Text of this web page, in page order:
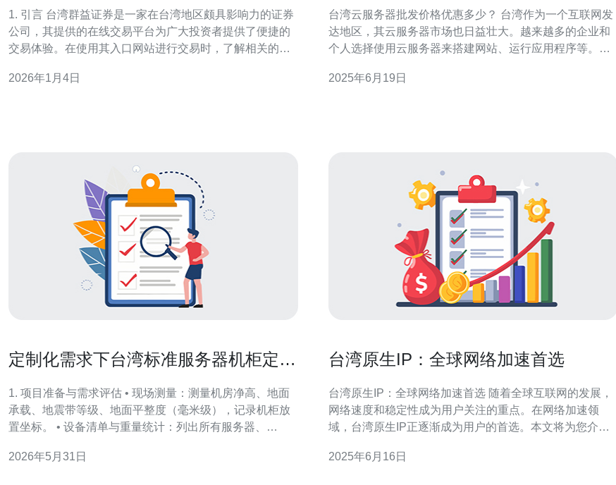
1. 引言 台湾群益证券是一家在台湾地区颇具影响力的证券
公司，其提供的在线交易平台为广大投资者提供了便捷的
交易体验。在使用其入口网站进行交易时，了解相关的技
VPS选择、主机管理、域名解析等多个技术层面为您详细
2026年1月4日
台湾云服务器批发价格优惠多少？ 台湾作为一个互联网发
达地区，其云服务器市场也日益壮大。越来越多的企业和
个人选择使用云服务器来搭建网站、运行应用程序等。在
湾云服务器的批发价格通常会根据不同的服务商和套餐而
2025年6月19日
定制化需求下台湾标准服务器机柜定做
1. 项目准备与需求评估 • 现场测量：测量机房净高、地面
承载、地震带等级、地面平整度（毫米级），记录机柜放
置坐标。 • 设备清单与重量统计：列出所有服务器、
每层平均载荷（kg/U）。 • 功能要求确认：是否需门锁、
2026年5月31日
台湾原生IP：全球网络加速首选
台湾原生IP：全球网络加速首选 随着全球互联网的发展，
网络速度和稳定性成为用户关注的重点。在网络加速领
域，台湾原生IP正逐渐成为用户的首选。本文将为您介绍
获得的IP地址，与其他国家或地区的IP地址相比，具有更
2025年6月16日